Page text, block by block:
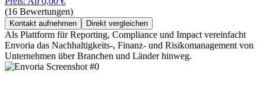
(16 Bewertungen)
Kontakt aufnehmen Direkt vergleichen
Als Plattform für Reporting, Compliance und Impact vereinfacht
Envoria das Nachhaltigkeits-, Finanz- und Risikomanagement von
Unternehmen über Branchen und Länder hinweg.